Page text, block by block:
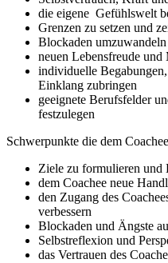
die eigene Gefühlswelt
Grenzen zu setzen und
Blockaden
neuen Lebensfreude
individuelle
Einklang zubringen
geeignete Berufsfelder
festzulegen
Schwerpunkte die dem
Ziele zu formulieren und
dem Coachee neue
den Zugang des
verbessern
Blockaden und Ängste
Selbstreflexion und
das Vertrauen des